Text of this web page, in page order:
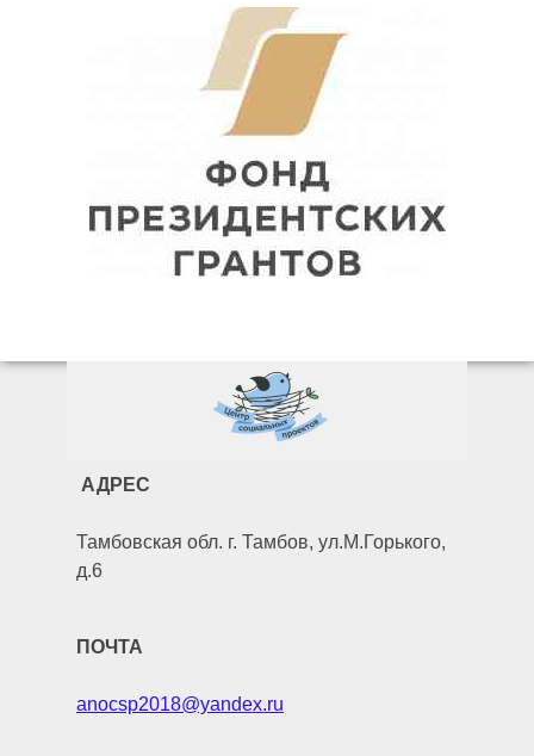
АДРЕС
Тамбовская обл. г. Тамбов, ул.М.Горького,
д.6
ПОЧТА
anocsp2018@yandex.ru